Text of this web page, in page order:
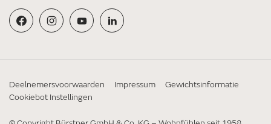
Deelnemersvoorwaarden Impressum
Gewichtsinformatie
Cookiebot Instellingen